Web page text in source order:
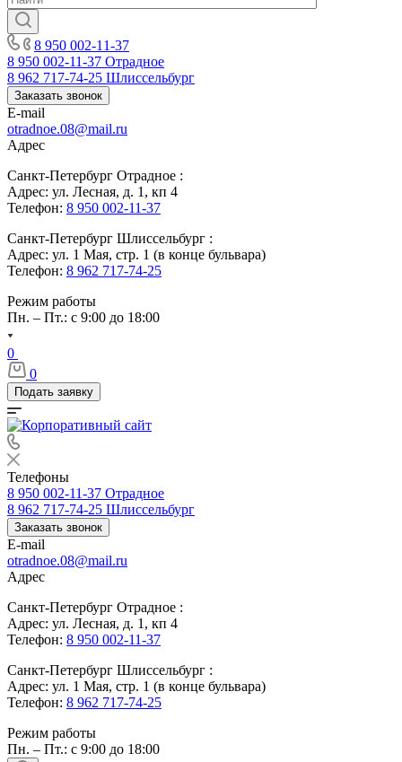
8 950 002-11-37
8 950 002-11-37 Отрадное
8 962 717-74-25 Шлиссельбург
Заказать звонок
E-mail
otradnoe.08@mail.ru
Адрес
Санкт-Петербург Отрадное :
Адрес: ул. Лесная, д. 1, кп 4
Телефон: 8 950 002-11-37
Санкт-Петербург Шлиссельбург :
Адрес: ул. 1 Мая, стр. 1 (в конце бульвара)
Телефон: 8 962 717-74-25
Режим работы
Пн. – Пт.: с 9:00 до 18:00
0
0
Подать заявку
Телефоны
8 950 002-11-37 Отрадное
8 962 717-74-25 Шлиссельбург
Заказать звонок
E-mail
otradnoe.08@mail.ru
Адрес
Санкт-Петербург Отрадное :
Адрес: ул. Лесная, д. 1, кп 4
Телефон: 8 950 002-11-37
Санкт-Петербург Шлиссельбург :
Адрес: ул. 1 Мая, стр. 1 (в конце бульвара)
Телефон: 8 962 717-74-25
Режим работы
Пн. – Пт.: с 9:00 до 18:00